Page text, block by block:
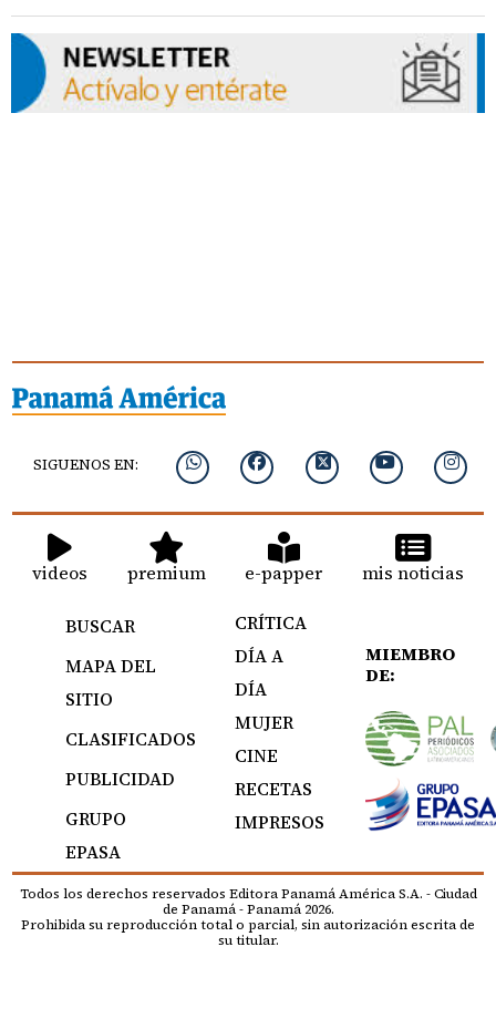
SIGUENOS EN:
videos premium e-papper mis noticias
BUSCAR
MAPA DEL
SITIO
CLASIFICADOS
PUBLICIDAD
GRUPO
EPASA
CRÍTICA
DÍA A
DÍA
MUJER
CINE
RECETAS
IMPRESOS
MIEMBRO
DE:
Todos los derechos reservados Editora Panamá América S.A. - Ciudad
de Panamá - Panamá 2026.
Prohibida su reproducción total o parcial, sin autorización escrita de
su titular.